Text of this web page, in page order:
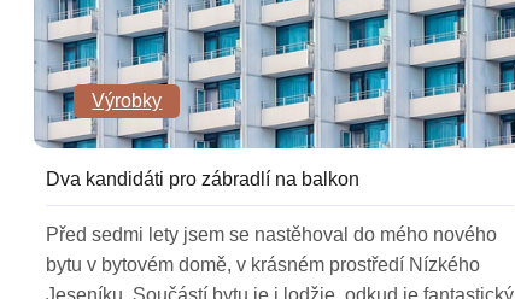
Výrobky
Dva kandidáti pro zábradlí na balkon
Před sedmi lety jsem se nastěhoval do mého nového
bytu v bytovém domě, v krásném prostředí Nízkého